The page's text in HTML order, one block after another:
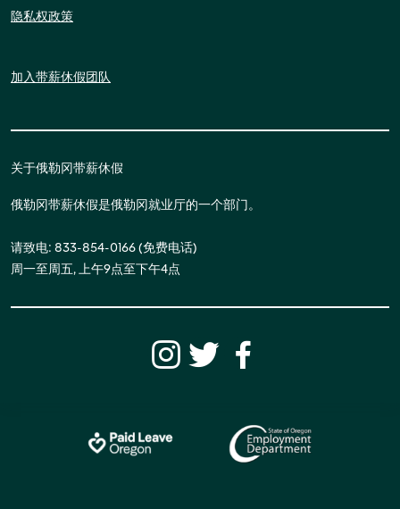
关于俄勒冈带薪休假
俄勒冈带薪休假是俄勒冈就业厅的一个部门。
请致电: 833-854-0166 (免费电话)
周一至周五, 上午9点至下午4点
隐私权政策
加入带薪休假团队